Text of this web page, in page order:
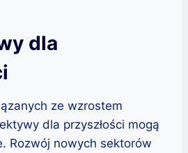
dla
ze wzrostem
dla przyszłości mogą
Rozwój nowych sektorów